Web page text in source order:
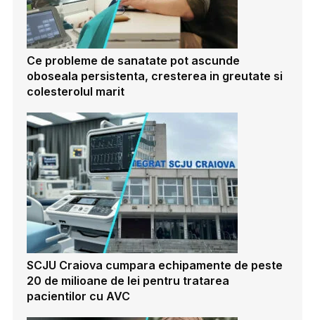
Ce probleme de sanatate pot ascunde
oboseala persistenta, cresterea in greutate si
colesterolul marit
SCJU Craiova cumpara echipamente de peste
20 de milioane de lei pentru tratarea
pacientilor cu AVC